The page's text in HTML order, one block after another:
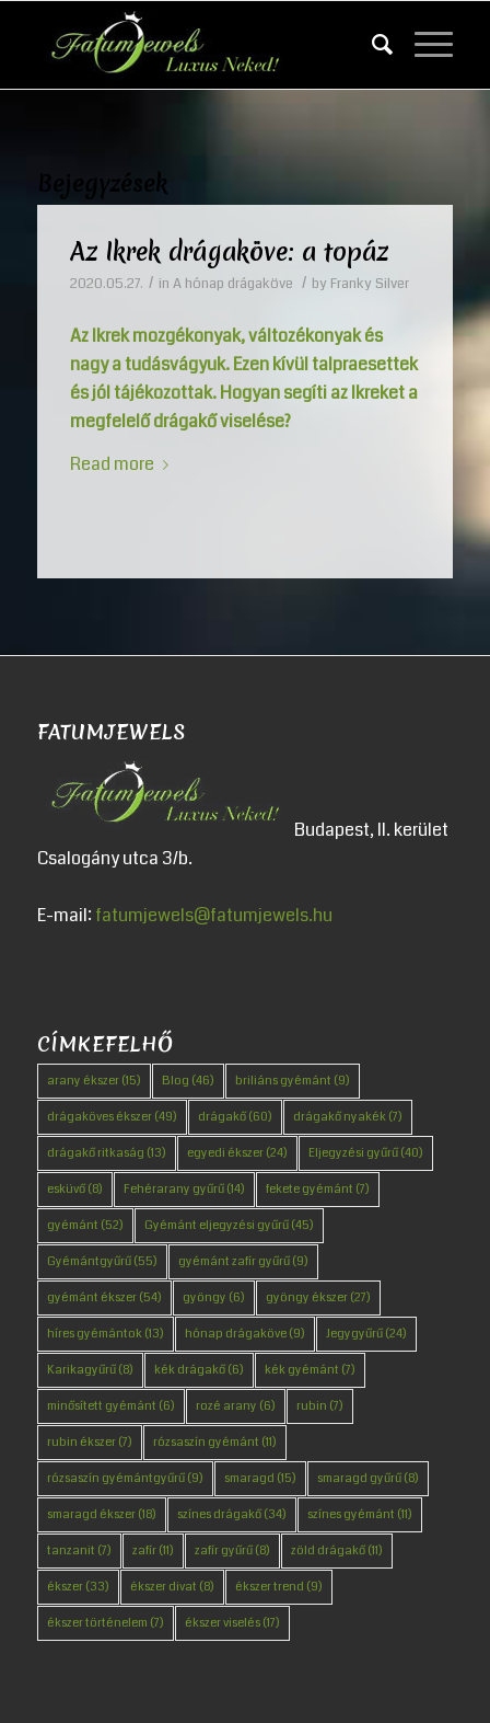
Bejegyzések
Az Ikrek drágaköve: a topáz
2020.05.27. / in A hónap drágaköve / by Franky Silver
Az Ikrek mozgékonyak, változékonyak és
nagy a tudásvágyuk. Ezen kívül talpraesettek
és jól tájékozottak. Hogyan segíti az Ikreket a
megfelelő drágakő viselése?
Read more
FATUMJEWELS
Budapest, II. kerület
Csalogány utca 3/b.
E-mail: fatumjewels@fatumjewels.hu
CÍMKEFELHŐ
arany ékszer(15) Blog (46) briliáns gyémánt (9)
drágaköves ékszer(49) drágakő(60) drágakő nyakék(7)
drágakő ritkaság (13) egyedi ékszer(24) Eljegyzési gyűrű(40)
esküvő(8) Fehérarany gyűrű(14) fekete gyémánt (7)
gyémánt (52) Gyémánt eljegyzési gyűrű(45)
Gyémántgyűrű(55) gyémánt zafír gyűrű(9)
gyémánt ékszer(54) gyöngy (6) gyöngy ékszer(27)
híres gyémántok(13) hónap drágaköve(9) Jegygyűrű(24)
Karikagyűrű(8) kék drágakő(6) kék gyémánt (7)
minősített gyémánt (6) rozé arany (6) rubin (7)
rubin ékszer(7) rózsaszín gyémánt (11)
rózsaszín gyémántgyűrű(9) smaragd (15) smaragd gyűrű(8)
smaragd ékszer(18) színes drágakő(34) színes gyémánt (11)
tanzanit (7) zafír(11) zafír gyűrű(8) zöld drágakő(11)
ékszer(33) ékszer divat (8) ékszer trend (9)
ékszer történelem (7) ékszer viselés(17)